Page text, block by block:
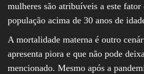
mulheres são atribuíveis a este fator
população acima de 30 anos de
A mortalidade materna é outro
apresenta piora e que não pode
mencionado. Mesmo após a